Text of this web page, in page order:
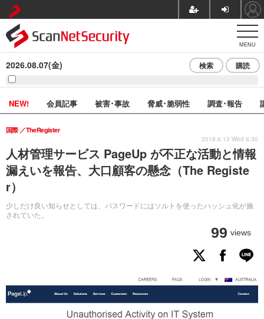
MENU
2026.08.07(金) 検索 購読
NEW! 会員記事 被害･事故 脅威･脆弱性 調査･報告
人材管理サービス PageUp が不正な活動と情報
漏えいを報告、大口顧客の懸念（The Registe
r）
少しだけ良い知らせとしては、パスワードにはソルトを使ったハッシュ化が施
されていた。
国際 TheRegister
99 views
2018.6.13 Wed 8:30